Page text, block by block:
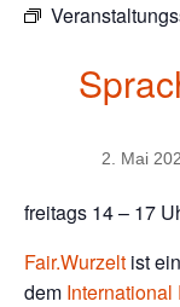
2. Mai
freitags 14 – 17
Fair.Wurzelt ist
dem